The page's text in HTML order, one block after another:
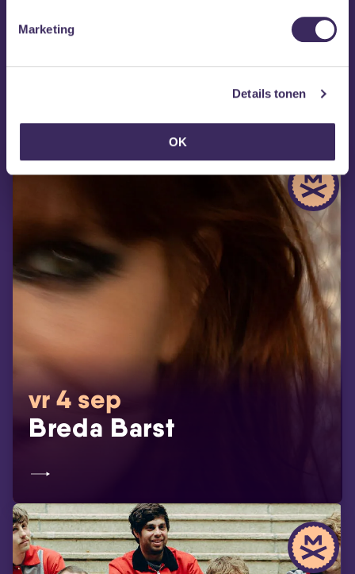
Marketing
Details tonen
OK
vr 4 sep
Breda Barst